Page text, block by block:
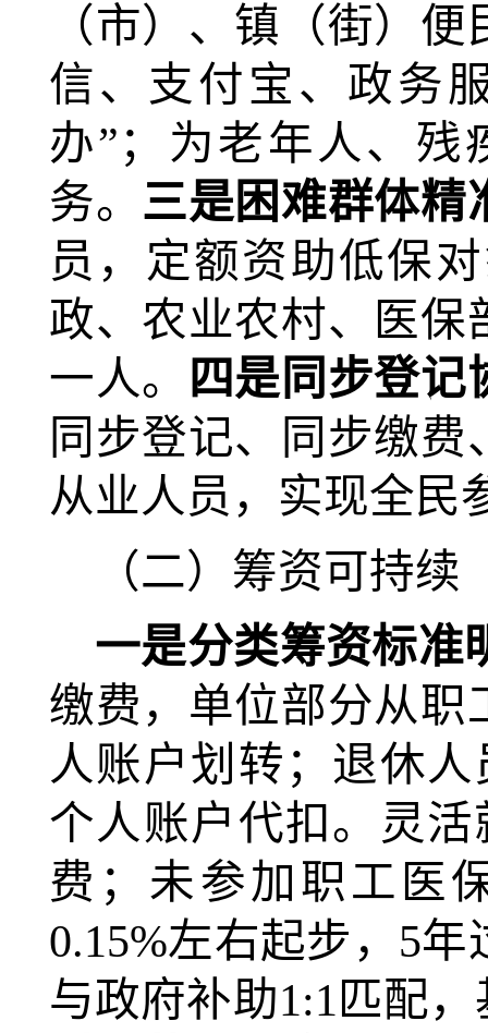
（市）、镇（街）
信、支付宝、政务
办”；为老年人、
务。 三是困难群体精
员，定额资助低保
政、农业农村、医保
一人。
四是同步登记
同步登记、同步缴
从业人员，实现全民
（二）筹资可持续
一是分类筹资标准
缴费，单位部分从职
人账户划转；退休
个人账户代扣。灵
费；未参加职工医
0.15%左右起步，5
与政府补助1:1匹配